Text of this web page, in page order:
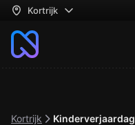
Kortrijk
Kortrijk Kinderverjaardag